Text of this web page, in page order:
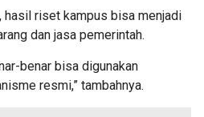
hasil riset kampus bisa menjadi
dan jasa pemerintah.
benar bisa digunakan
resmi,” tambahnya.